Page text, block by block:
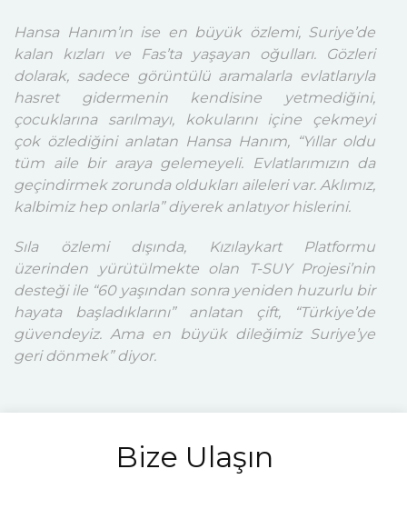
Hansa Hanım’ın ise en büyük özlemi, Suriye’de
kalan kızları ve Fas’ta yaşayan oğulları. Gözleri
dolarak, sadece görüntülü aramalarla evlatlarıyla
hasret gidermenin kendisine yetmediğini,
çocuklarına sarılmayı, kokularını içine çekmeyi
çok özlediğini anlatan Hansa Hanım, “Yıllar oldu
tüm aile bir araya gelemeyeli. Evlatlarımızın da
geçindirmek zorunda oldukları aileleri var. Aklımız,
kalbimiz hep onlarla” diyerek anlatıyor hislerini.
Sıla özlemi dışında, Kızılaykart Platformu
üzerinden yürütülmekte olan T-SUY Projesi’nin
desteği ile “60 yaşından sonra yeniden huzurlu bir
hayata başladıklarını” anlatan çift, “Türkiye’de
güvendeyiz. Ama en büyük dileğimiz Suriye’ye
geri dönmek” diyor.
Bize Ulaşın